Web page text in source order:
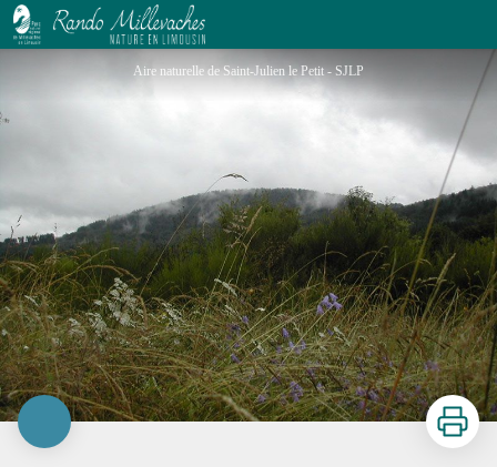
Aire naturelle de Saint-Julien le Petit
Aire naturelle de Saint-Julien le Petit - SJLP
Imprimer